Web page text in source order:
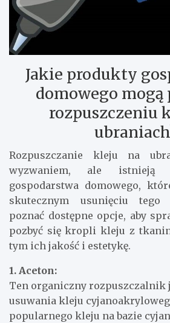
Jakie produkty
domowego mogą
rozpuszczeniu
Rozpuszczanie kleju na
wyzwaniem, ale istnieją
gospodarstwa domowego,
skutecznym usunięciu tego
poznać dostępne opcje, aby
pozbyć się kropli kleju z
tym ich jakość i estetykę.
1. Aceton:
Ten organiczny rozpuszczalnik
usuwania kleju
popularnego kleju na bazie